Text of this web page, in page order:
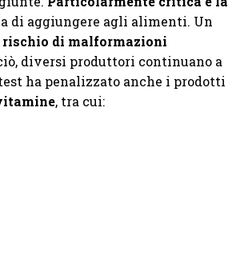
di aggiungere agli alimenti. Un
rischio di malformazioni
diversi produttori continuano a
ha penalizzato anche i prodotti
, tra cui: